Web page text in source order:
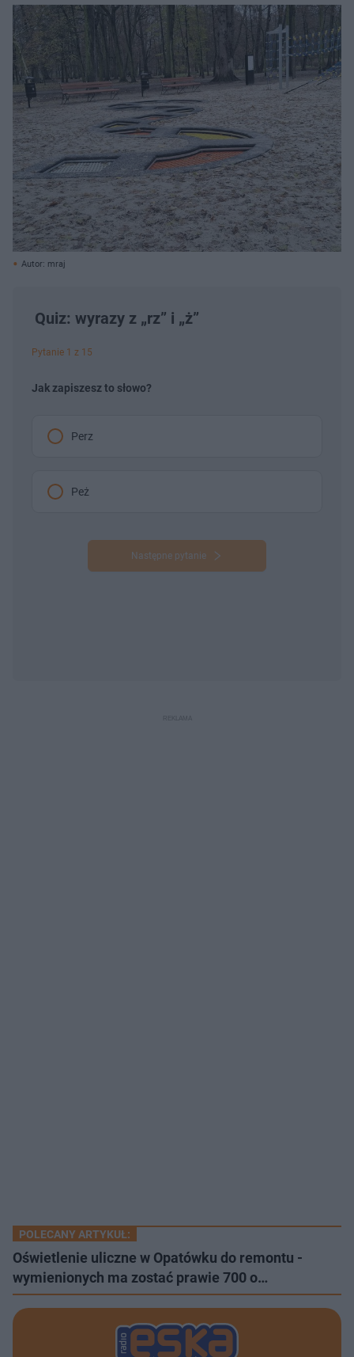
Autor: mraj
Quiz: wyrazy z „rz” i „ż”
Pytanie 1 z 15
Jak zapiszesz to słowo?
Perz
Peż
Następne pytanie
POLECANY ARTYKUŁ:
Oświetlenie uliczne w Opatówku do remontu -
wymienionych ma zostać prawie 700 o…